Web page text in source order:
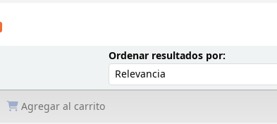
Ordenar resultados por:Ordenar
Agregar al carrito